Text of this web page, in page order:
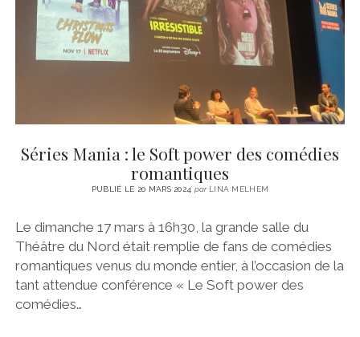
Séries Mania : le Soft power des comédies
romantiques
PUBLIÉ LE 20 MARS 2024 parLINA MELHEM
Le dimanche 17 mars à 16h30, la grande salle du
Théâtre du Nord était remplie de fans de comédies
romantiques venus du monde entier, à l’occasion de la
tant attendue conférence « Le Soft power des
comédies…